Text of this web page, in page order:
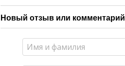
Новый отзыв или комментарий